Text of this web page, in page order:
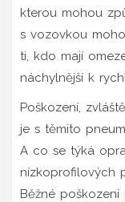
kterou mohou
s vozovkou
ti, kdo mají
náchylnější k
Poškození,
je s těmito
A co se týká
nízkoprofilových
Běžné